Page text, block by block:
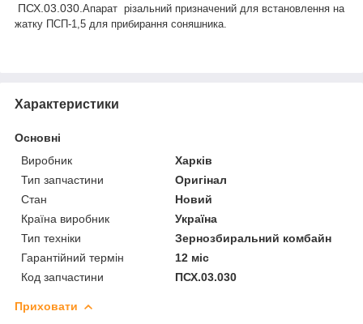
ПСХ.03.030. Апарат різальний призначений для встановлення на
жатку ПСП-1,5 для прибирання соняшника.
Характеристики
Основні
Виробник
Харків
Тип запчастини
Оригінал
Стан
Новий
Країна виробник
Україна
Тип техніки
Зернозбиральний комбайн
Гарантійний термін
12 міс
Код запчастини
ПСХ.03.030
Приховати